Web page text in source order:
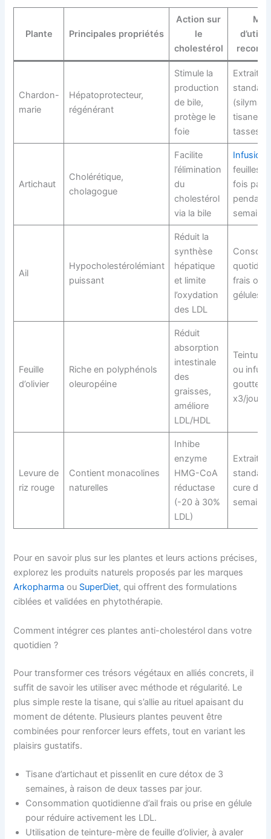
Plante Principales propriétés
Action sur
le
cholestérol
Chardon-
marie
Hépatoprotecteur,
régénérant
Stimule la
production
de bile,
protège le
foie
Extrait
tisane
tasses/
Artichaut
Cholérétique,
cholagogue
Facilite
l’élimination
du
cholestérol
via la bile
Infusion
feuilles,
fois par
pendant
Ail
Hypocholestérolémiant
puissant
Réduit la
synthèse
hépatique
et limite
l’oxydation
des LDL
frais ou
gélules
Feuille
d’olivier
Riche en polyphénols
oleuropéine
Réduit
absorption
intestinale
des
graisses,
améliore
LDL/HDL
ou
gouttes
x3/jour)
Levure de
riz rouge
Contient monacolines
naturelles
Inhibe
enzyme
HMG-CoA
réductase
(-20 à 30%
LDL)
Extraits
cure de
Pour en savoir plus sur les plantes et leurs actions précises,
explorez les produits naturels proposés par les marques
Arkopharma ou SuperDiet, qui offrent des formulations
ciblées et validées en phytothérapie.
Comment intégrer ces plantes anti-cholestérol dans votre
quotidien ?
Pour transformer ces trésors végétaux en alliés concrets, il
suffit de savoir les utiliser avec méthode et régularité. Le
plus simple reste la tisane, qui s’allie au rituel apaisant du
moment de détente. Plusieurs plantes peuvent être
combinées pour renforcer leurs effets, tout en variant les
plaisirs gustatifs.
Tisane d’artichaut et pissenlit en cure détox de 3
semaines, à raison de deux tasses par jour.
Consommation quotidienne d’ail frais ou prise en gélule
pour réduire activement les LDL.
Utilisation de teinture-mère de feuille d’olivier, à avaler